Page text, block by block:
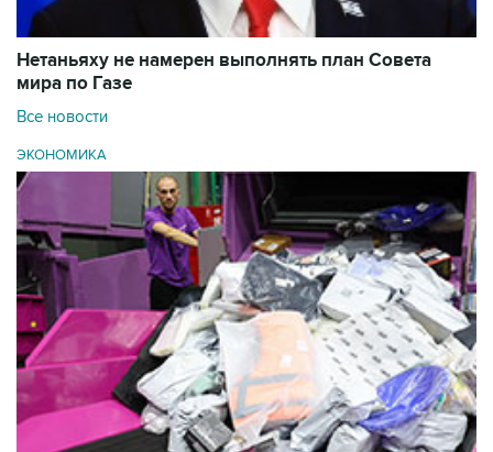
Нетаньяху не намерен выполнять план Совета
мира по Газе
Все новости
ЭКОНОМИКА